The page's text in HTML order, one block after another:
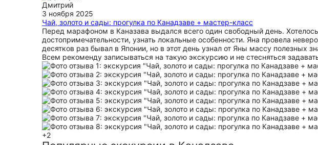
Дмитрий
3 ноября 2025
Чай, золото и сады: прогулка по Канадзаве + мастер-класс
Перед марафоном в Каназава выдался всего один свободный день.
достопримечательности, узнать локальные особенности. Яна провела
десятков раз бывал в Японии, но в этот день узнал от Яны массу полезных
Всем рекоменду записываться на такую экскурсию и не стесняться
+2